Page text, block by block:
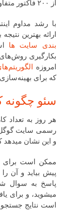
از ۲۰۰ فاکتور متفاوت مورد بررسی قرار می گیرد. “
با رشد مداوم
ارائه بهترین
بندی سایت ها
بکارگیری روش‌های
امروزه
که برای
سئو چگونه
هر روز به تعداد
رسمی سایت گوگل
و این نشان میدهد
ممکن است برای
پیش بیاید و آن
پاسخ به سوال
میشوید، و برای
است نتایج جستجو